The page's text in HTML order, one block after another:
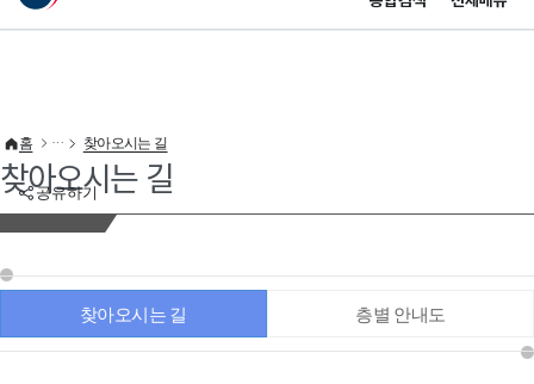
이 누리집은 대한민국 공식 전자정부 누리집입니다.
공유하기
홈 찾아오시는 길
찾아오시는 길
찾아오시는 길 층별 안내도